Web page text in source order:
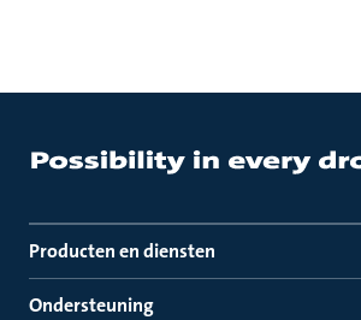
Producten en diensten
Ondersteuning